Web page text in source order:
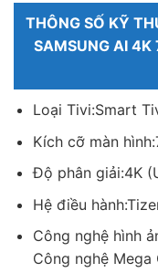
Bộ xử lý Crystal 4K tái
Điểm đặc biệt của
phong phú. Bạn sẽ
thẳm đến màu đỏ của
mượt mà tạo nên chiều
nội dung, từ những bộ
THÔNG SỐ KỸ
SAMSUNG AI
Loại Tivi:Smart
Kích cỡ màn
Độ phân giải:4K
Hệ điều
Công nghệ hình
Công nghệ Mega